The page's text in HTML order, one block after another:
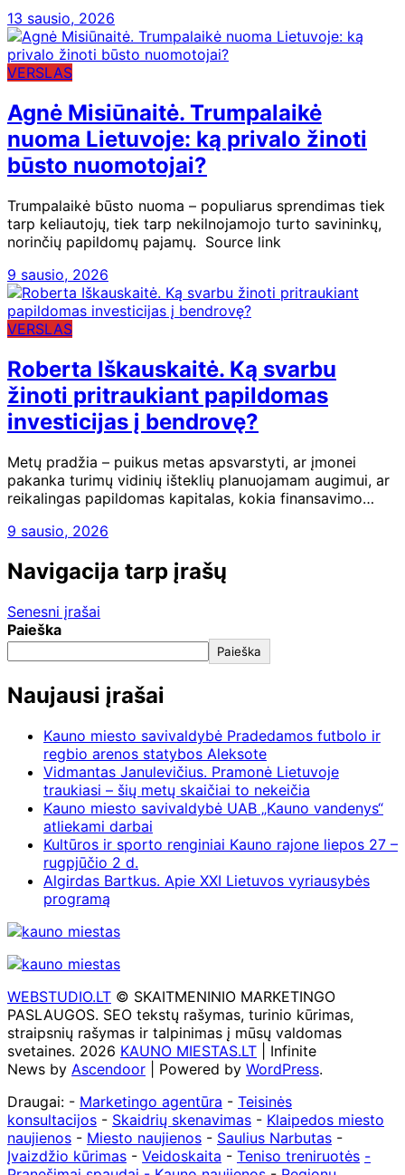
13 sausio, 2026
VERSLAS
Agnė Misiūnaitė. Trumpalaikė
nuoma Lietuvoje: ką privalo žinoti
būsto nuomotojai?
Trumpalaikė būsto nuoma – populiarus sprendimas tiek
tarp keliautojų, tiek tarp nekilnojamojo turto savininkų,
norinčių papildomų pajamų. Source link
9 sausio, 2026
VERSLAS
Roberta Iškauskaitė. Ką svarbu
žinoti pritraukiant papildomas
investicijas į bendrovę?
Metų pradžia – puikus metas apsvarstyti, ar įmonei
pakanka turimų vidinių išteklių planuojamam augimui, ar
reikalingas papildomas kapitalas, kokia finansavimo…
9 sausio, 2026
Navigacija tarp įrašų
Senesni įrašai
Paieška
Paieška
Naujausi įrašai
Kauno miesto savivaldybė Pradedamos futbolo ir
regbio arenos statybos Aleksote
Vidmantas Janulevičius. Pramonė Lietuvoje
traukiasi – šių metų skaičiai to nekeičia
Kauno miesto savivaldybė UAB „Kauno vandenys“
atliekami darbai
Kultūros ir sporto renginiai Kauno rajone liepos 27 –
rugpjūčio 2 d.
Algirdas Bartkus. Apie XXI Lietuvos vyriausybės
programą
WEBSTUDIO.LT © SKAITMENINIO MARKETINGO
PASLAUGOS. SEO tekstų rašymas, turinio kūrimas,
straipsnių rašymas ir talpinimas į mūsų valdomas
svetaines. 2026 KAUNO MIESTAS.LT | Infinite
News by Ascendoor | Powered by WordPress.
Draugai: - Marketingo agentūra - Teisinės
konsultacijos - Skaidrių skenavimas - Klaipedos miesto
naujienos - Miesto naujienos - Saulius Narbutas -
Įvaizdžio kūrimas - Veidoskaita - Teniso treniruotės -